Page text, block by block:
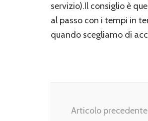
servizio).Il consiglio è
al passo con i tempi in
quando scegliamo di
articolo
Articolo precedente